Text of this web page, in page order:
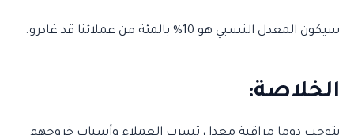
سيكون المعدل النسبي هو 10% بالمئة من عملائنا قد غادرو.
الخلاصة: